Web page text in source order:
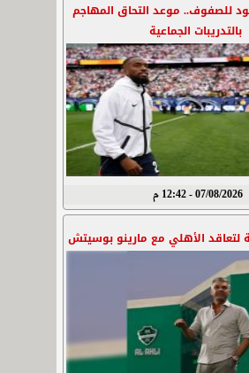
للصفوف.. موعد التحاق المهاجم
بالتدريبات الجماعية
07/08/2026 - 12:42 م
لتعاقد الأهلي مع مارينو بوسيتش